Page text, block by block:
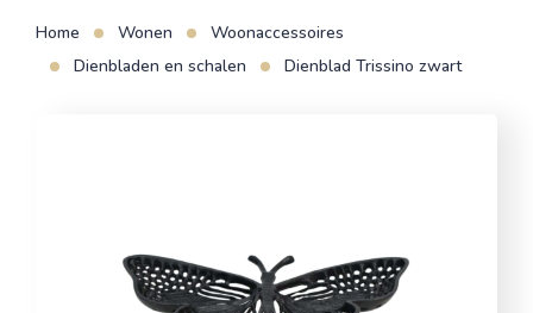
Home Wonen
Woonaccessoires
Dienbladen en schalen
Dienblad Trissino zwart